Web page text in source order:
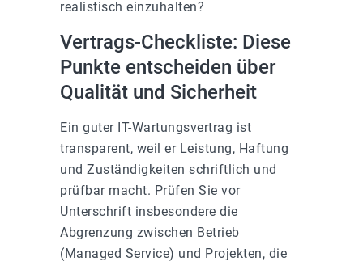
realistisch einzuhalten?
Vertrags-Checkliste: Diese
Punkte entscheiden über
Qualität und Sicherheit
Ein guter IT-Wartungsvertrag ist
transparent, weil er Leistung, Haftung
und Zuständigkeiten schriftlich und
prüfbar macht. Prüfen Sie vor
Unterschrift insbesondere die
Abgrenzung zwischen Betrieb
(Managed Service) und Projekten, die